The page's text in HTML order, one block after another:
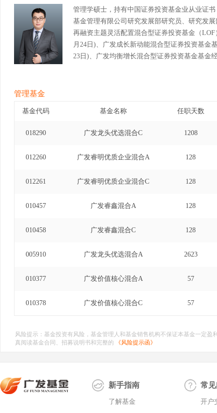
管理学硕士，持有中国证券投资基金业从业证
基金管理有限公司研究发展部研究员、研究发
再融资主题灵活配置混合型证券投资基金（LOF
月24日)、广发成长新动能混合型证券投资基金
23日)、广发均衡增长混合型证券投资基金基金
管理基金
基金代码 基金名称 任职天数
018290 广发龙头优选混合C 1208
012260 广发睿明优质企业混合A 128
012261 广发睿明优质企业混合C 128
010457 广发睿鑫混合A 128
010458 广发睿鑫混合C 128
005910 广发龙头优选混合A 2623
010377 广发价值核心混合A 57
010378 广发价值核心混合C 57
风险提示：基金投资有风险，基金管理人和基金销售机构不保证本基金一定
真阅读基金合同、招募说明书和完整的
《风险提示函》
新手指南
了解基金
常
开户